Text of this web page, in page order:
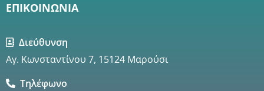
ΕΠΙΚΟΙΝΩΝΙΑ
Διεύθυνση
Αγ. Κωνσταντίνου 7, 15124 Μαρούσι
Τηλέφωνο